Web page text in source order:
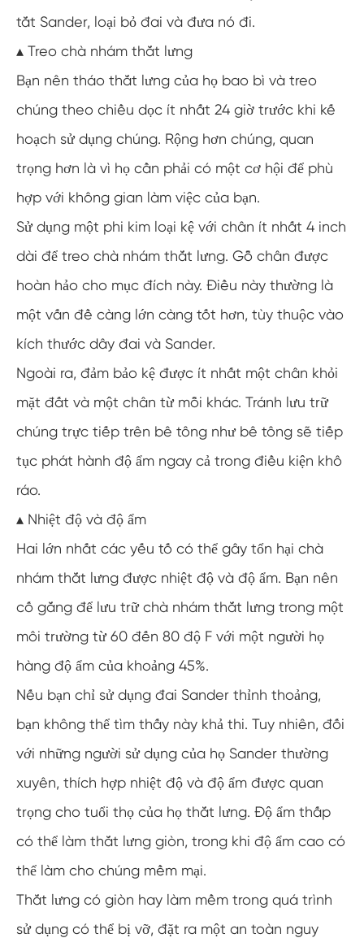
tắt Sander, loại bỏ đai và đưa nó đi.
▴ Treo chà nhám thắt lưng
Bạn nên tháo thắt lưng của họ bao bì và treo
chúng theo chiều dọc ít nhất 24 giờ trước khi kế
hoạch sử dụng chúng. Rộng hơn chúng, quan
trọng hơn là vì họ cần phải có một cơ hội để phù
hợp với không gian làm việc của bạn.
Sử dụng một phi kim loại kệ với chân ít nhất 4 inch
dài để treo chà nhám thắt lưng. Gỗ chân được
hoàn hảo cho mục đích này. Điều này thường là
một vấn đề càng lớn càng tốt hơn, tùy thuộc vào
kích thước dây đai và Sander.
Ngoài ra, đảm bảo kệ được ít nhất một chân khỏi
mặt đất và một chân từ mỗi khác. Tránh lưu trữ
chúng trực tiếp trên bê tông như bê tông sẽ tiếp
tục phát hành độ ẩm ngay cả trong điều kiện khô
ráo.
▴ Nhiệt độ và độ ẩm
Hai lớn nhất các yếu tố có thể gây tổn hại chà
nhám thắt lưng được nhiệt độ và độ ẩm. Bạn nên
cố gắng để lưu trữ chà nhám thắt lưng trong một
môi trường từ 60 đến 80 độ F với một người họ
hàng độ ẩm của khoảng 45%.
Nếu bạn chỉ sử dụng đai Sander thỉnh thoảng,
bạn không thể tìm thấy này khả thi. Tuy nhiên, đối
với những người sử dụng của họ Sander thường
xuyên, thích hợp nhiệt độ và độ ẩm được quan
trọng cho tuổi thọ của họ thắt lưng. Độ ẩm thấp
có thể làm thắt lưng giòn, trong khi độ ẩm cao có
thể làm cho chúng mềm mại.
Thắt lưng có giòn hay làm mềm trong quá trình
sử dụng có thể bị vỡ, đặt ra một an toàn nguy